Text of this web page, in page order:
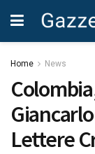
Home News
Lettere